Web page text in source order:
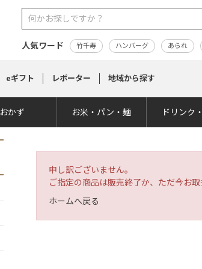
人気ワード 竹千寿 ハンバーグ あられ
eギフト レポーター 地域から探す
おかず お米・パン・麺 ドリンク
申し訳ございません。
ご指定の商品は販売終了か、ただ今お取
ホームへ戻る